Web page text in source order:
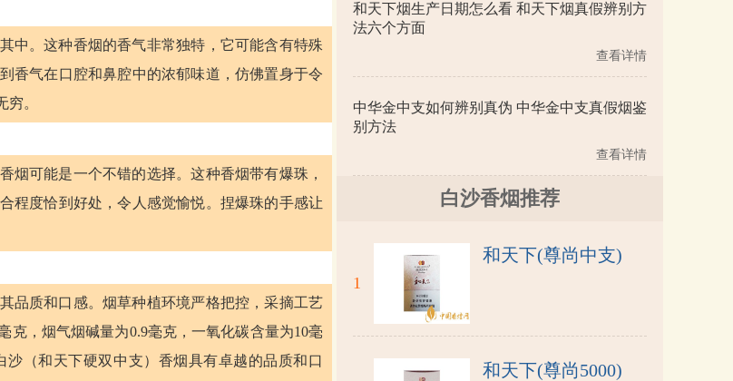
中。这种香烟的香气非常独特，它可能含有特殊
香气在口腔和鼻腔中的浓郁味道，仿佛置身于令
。
烟可能是一个不错的选择。这种香烟带有爆珠，
程度恰到好处，令人感觉愉悦。捏爆珠的手感让
品质和口感。烟草种植环境严格把控，采摘工艺
克，烟气烟碱量为0.9毫克，一氧化碳含量为10毫
（和天下硬双中支）香烟具有卓越的品质和口
和天下烟生产日期怎么看 和天下烟真假辨别方
法六个方面
查看详情
中华金中支如何辨别真伪 中华金中支真假烟鉴
别方法
查看详情
白沙香烟推荐
1
和天下(尊尚中支)
和天下(尊尚5000)